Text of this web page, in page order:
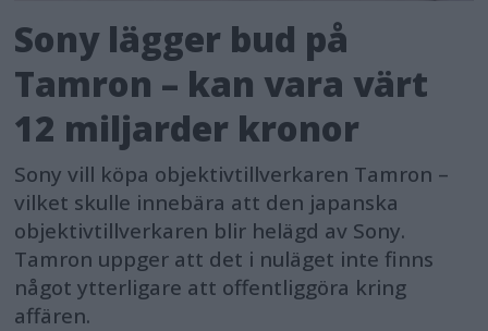
Sony lägger bud på
Tamron – kan vara värt
12 miljarder kronor
Sony vill köpa objektivtillverkaren Tamron –
vilket skulle innebära att den japanska
objektivtillverkaren blir helägd av Sony.
Tamron uppger att det i nuläget inte finns
något ytterligare att offentliggöra kring
affären.